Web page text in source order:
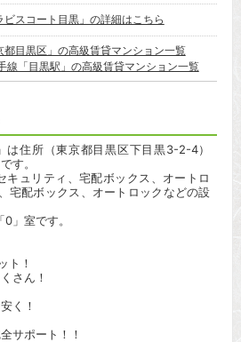
ビスコート目黒」の詳細はこちら
都目黒区」の高級賃貸マンション一覧
線「目黒駅」の高級賃貸マンション一覧
は住所（東京都目黒区下目黒3-2-4）
す。
キュリティ、宅配ボックス、オートロ
宅配ボックス、オートロックなどの設
」室です。
ト！
さん！
く！
サポート！！